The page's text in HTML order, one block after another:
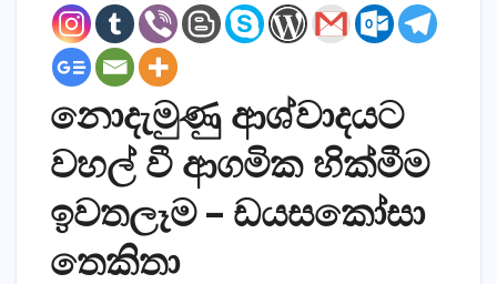
නොදැමුණු ආශ්වාදයට
වහල් වී ආගමික හික්මීම
ඉවතලෑම – ඩයසකෝසා
තෙකිතා